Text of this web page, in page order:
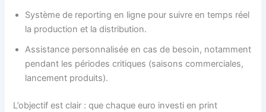
Système de reporting en ligne pour suivre en temps réel
la production et la distribution.
Assistance personnalisée en cas de besoin, notamment
pendant les périodes critiques (saisons commerciales,
lancement produits).
L’objectif est clair : que chaque euro investi en print